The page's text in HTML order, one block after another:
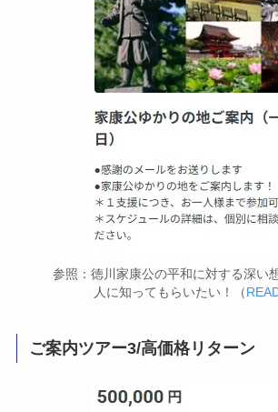
参照：徳川家康公の平和に対する深い
人に知ってもらいたい！（
ご案内ツアー3/高価格リターン